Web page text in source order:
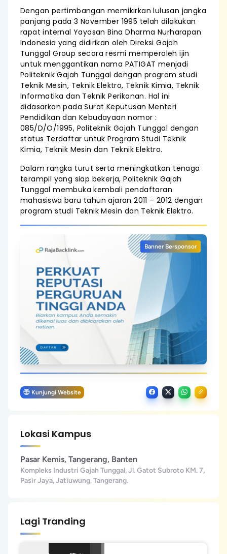
Dengan pertimbangan memikirkan lulusan jangka
panjang pada 3 November 1995 telah dilakukan
rapat internal Yayasan Bina Dharma Nurharapan
Indonesia yang didirikan oleh Direksi Gajah
Tunggal Group secara resmi memperoleh ijin
untuk menggantikan nama PATIGAT menjadi
Politeknik Gajah Tunggal dengan program studi
Teknik Mesin, Teknik Elektro, Teknik Kimia, Teknik
Informatika dan Teknik Perikanan. Hal ini
didasarkan pada Surat Keputusan Menteri
Pendidikan dan Kebudayaan nomor :
085/D/O/1995, Politeknik Gajah Tunggal dengan
status Terdaftar untuk Program Studi Teknik
Kimia, Teknik Mesin dan Teknik Elektro.
Dalam rangka turut serta meningkatkan tenaga
terampil yang siap bekerja, Politeknik Gajah
Tunggal membuka kembali pendaftaran
mahasiswa baru tahun ajaran 2011 – 2012 dengan
program studi Teknik Mesin dan Teknik Elektro.
Banner Bersponsor
Kunjungi Website
Lokasi Kampus
Pasar Kemis, Tangerang, Banten
Kompleks Industri Gajah Tunggal, Jl. Gatot Subroto KM. 7,
Pasir Jaya, Jatiuwung, Tangerang.
Lagi Tranding